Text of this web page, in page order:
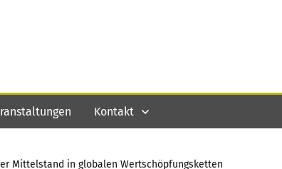
Kontakt
Mittelstand in globalen Wertschöpfungsketten